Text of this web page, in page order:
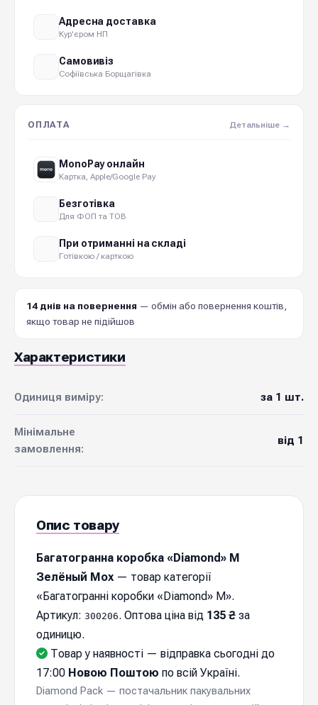
Адресна доставка
Кур'єром НП
Самовивіз
Софіївська Борщагівка
ОПЛАТА Детальніше →
MonoPay онлайн
Картка, Apple/Google Pay
Безготівка
Для ФОП та ТОВ
При отриманні на складі
Готівкою / карткою
14 днів на повернення — обмін або повернення коштів,
якщо товар не підійшов
Характеристики
Одиниця виміру: за 1 шт.
Мінімальне
замовлення:
від 1
Опис товару
Багатогранна коробка «Diamond» M
Зелёный Мох— товар категорії
«Багатогранні коробки «Diamond» M».
Артикул: 300206. Оптова ціна від 135 ₴ за
одиницю.
Товар у наявності — відправка cьогодні до
17:00 Новою Поштою по всій Україні.
Diamond Pack — постачальник пакувальних